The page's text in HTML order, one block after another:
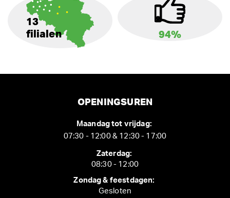
13
filialen
94%
OPENINGSUREN
Maandag tot vrijdag:
07:30 - 12:00 & 12:30 - 17:00
Zaterdag:
08:30 - 12:00
Zondag & feestdagen:
Gesloten